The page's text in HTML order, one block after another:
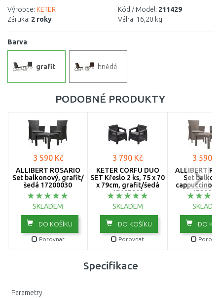
Výrobce: KETER
Záruka: 2 roky
Kód / Model: 211429
Váha: 16,20 kg
Barva
grafit hnědá
PODOBNÉ PRODUKTY
3 590 Kč
ALLIBERT ROSARIO
Set balkonový, grafit/
šedá 17200030
SKLADEM
DO KOŠÍKU
Porovnat
3 790 Kč
KETER CORFU DUO
SET Křeslo 2 ks, 75 x 70
x 79cm, grafit/šedá
17197993
SKLADEM
DO KOŠÍKU
Porovnat
3 590
ALLIBERT
Set
cappuccino/
DO
Specifikace
Parametry